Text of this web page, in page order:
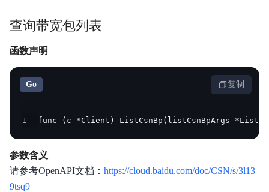
查询带宽包列表
函数声明
Go 复制
1 func (c *Client) ListCsnBp(listCsnBpArgs
参数含义
请参考OpenAPI文档： https://cloud.baidu.com/doc/CSN/s/3l13
9tsq9